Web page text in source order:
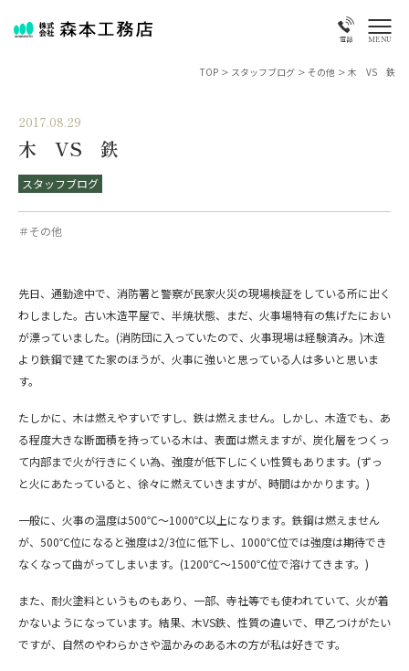
電話 MENU
TOP > スタッフブログ > その他 > 木 VS 鉄
2017.08.29
木 VS 鉄
スタッフブログ
＃その他
先日、通勤途中で、消防署と警察が民家火災の現場検証をしている所に出く
わしました。古い木造平屋で、半焼状態、まだ、火事場特有の焦げたにおい
が漂っていました。(消防団に入っていたので、火事現場は経験済み。)木造
より鉄鋼で建てた家のほうが、火事に強いと思っている人は多いと思いま
す。
たしかに、木は燃えやすいですし、鉄は燃えません。しかし、木造でも、あ
る程度大きな断面積を持っている木は、表面は燃えますが、炭化層をつくっ
て内部まで火が行きにくい為、強度が低下しにくい性質もあります。(ずっ
と火にあたっていると、徐々に燃えていきますが、時間はかかります。)
一般に、火事の温度は500℃～1000℃以上になります。鉄鋼は燃えません
が、500℃位になると強度は2/3位に低下し、1000℃位では強度は期待でき
なくなって曲がってしまいます。(1200℃～1500℃位で溶けてきます。)
また、耐火塗料というものもあり、一部、寺社等でも使われていて、火が着
かないようになっています。結果、木VS鉄、性質の違いで、甲乙つけがたい
ですが、自然のやわらかさや温かみのある木の方が私は好きです。